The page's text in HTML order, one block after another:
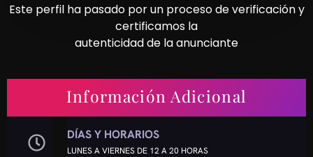
Este perfil ha pasado por un proceso de verificación y
certificamos la
autenticidad de la anunciante
Información Adicional
DÍAS Y HORARIOS
LUNES A VIERNES DE 12 A 20 HORAS